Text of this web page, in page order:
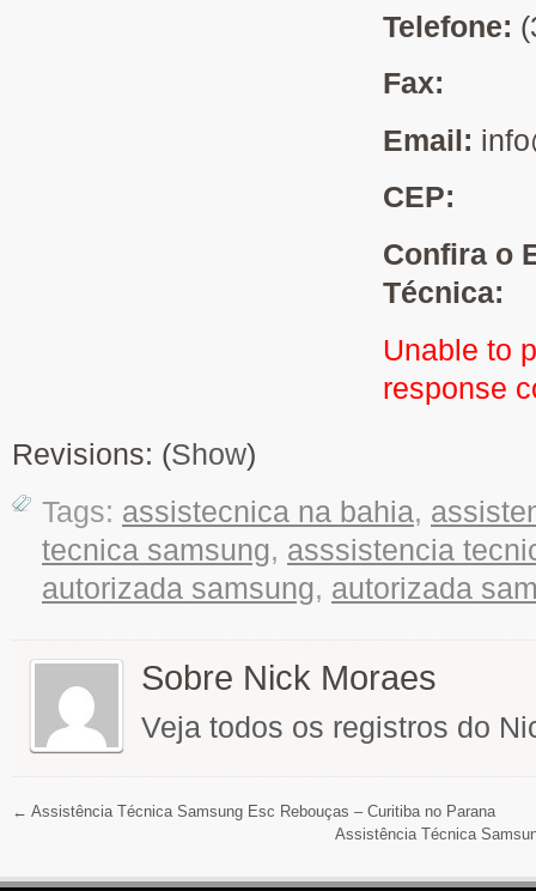
Telefone:
Fax:
Email:
CEP:
Confira o
Técnica:
Unable to
response
Revisions: (Show)
Tags: assistecnica na bahia,
tecnica samsung, asssistencia
autorizada samsung, autorizada
Sobre Nick Moraes
Veja todos os registros do
← Assistência Técnica Samsung Esc Rebouças – Curitiba no Parana
Assistência Técnica